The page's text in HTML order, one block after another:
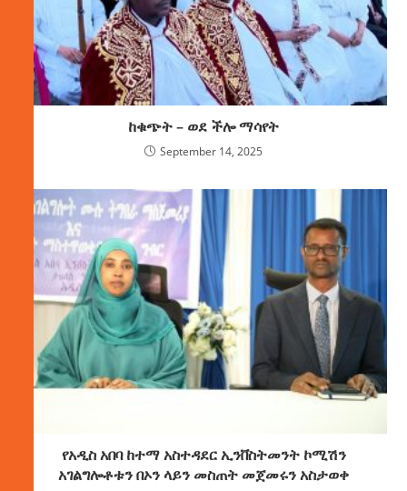
ከቁጭት – ወደ ችሎ ማሳየት
September 14, 2025
የአዲስ አበባ ከተማ አስተዳደር ኢንቨስትመንት ኮሚሽን
አገልግሎቶቱን በኦን ላይን መስጠት መጀመሩን አስታወቀ